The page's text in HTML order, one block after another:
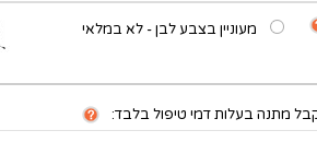
מעוניין בצבע לבן - לא במלאי
מתנה בעלות דמי טיפול בלבד: